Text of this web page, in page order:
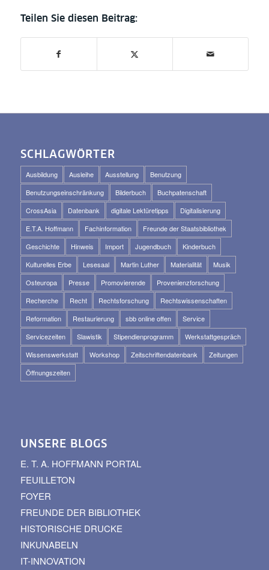
SCHLAGWÖRTER
Ausbildung Ausleihe Ausstellung
Benutzung
Benutzungseinschränkung
Bilderbuch
Buchpatenschaft
CrossAsia
Datenbank digitale Lektüretipps
Digitalisierung
E.T.A. Hoffmann
Fachinformation
Freunde der Staatsbibliothek
Geschichte
Hinweis Import Jugendbuch
Kinderbuch
Kulturelles Erbe
Lesesaal Martin Luther Materialität
Musik
Osteuropa
Presse Promovierende
Provenienzforschung
Recherche
Recht Rechtsforschung
Rechtswissenschaften
Reformation
Restaurierung sbb online offen
Service
Servicezeiten
Slawistik Stipendienprogramm
Werkstattgespräch
Wissenswerkstatt
Workshop Zeitschriftendatenbank
Zeitungen
Öffnungszeiten
UNSERE BLOGS
E. T. A. HOFFMANN PORTAL
FEUILLETON
FOYER
FREUNDE DER BIBLIOTHEK
HISTORISCHE DRUCKE
INKUNABELN
IT-INNOVATION